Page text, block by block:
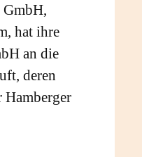
hat ihre
an die
deren
Hamberger